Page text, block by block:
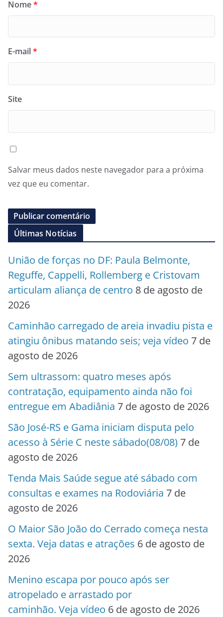
Nome*
E-mail*
Site
Salvar meus dados neste navegador para a próxima
vez que eu comentar.
Últimas Notícias
União de forças no DF: Paula Belmonte,
Reguffe, Cappelli, Rollemberg e Cristovam
articulam aliança de centro 8 de agosto de
2026
Caminhão carregado de areia invadiu pista e
atingiu ônibus matando seis; veja vídeo 7 de
agosto de 2026
Sem ultrassom: quatro meses após
contratação, equipamento ainda não foi
entregue em Abadiânia 7 de agosto de 2026
São José-RS e Gama iniciam disputa pelo
acesso à Série C neste sábado(08/08) 7 de
agosto de 2026
Tenda Mais Saúde segue até sábado com
consultas e exames na Rodoviária 7 de
agosto de 2026
O Maior São João do Cerrado começa nesta
sexta. Veja datas e atrações 6 de agosto de
2026
Menino escapa por pouco após ser
atropelado e arrastado por
caminhão. Veja vídeo 6 de agosto de 2026